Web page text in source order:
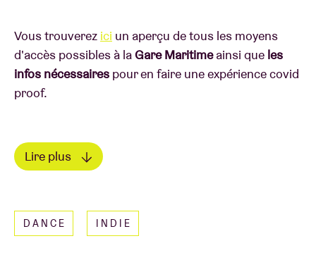
Vous trouverez ici un aperçu de tous les moyens
d'accès possibles à laGare Maritimeainsi que les
infos nécessaires pour en faire une expérience covid
proof.
20u30 - VIEZE MEISJE
Vieze Meisje, c’est une collaboration entre Maya
Mertens et Azertyklavierwerke, qui trouve son
Lire plus
‘Her voice is a gloriously expressive instrument full
DANCE INDIE